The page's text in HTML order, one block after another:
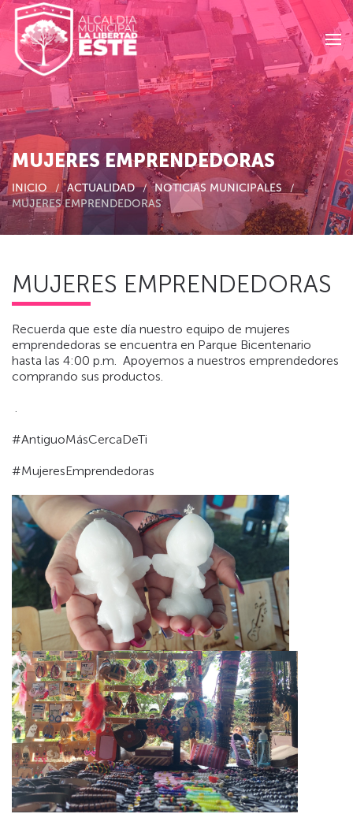
Skip to main content
MUJERES EMPRENDEDORAS
INICIO ACTUALIDAD
NOTICIAS MUNICIPALES
MUJERES EMPRENDEDORAS
MUJERES EMPRENDEDORAS
Recuerda que este día nuestro equipo de mujeres
emprendedoras se encuentra en Parque Bicentenario
hasta las 4:00 p.m. Apoyemos a nuestros emprendedores
comprando sus productos.
.
#AntiguoMásCercaDeTi
#MujeresEmprendedoras